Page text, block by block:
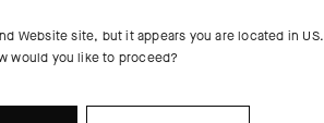
Websitesite, but it appears you are located in US.
would you like to proceed?